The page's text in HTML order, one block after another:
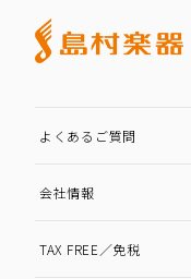
よくあるご質問
会社情報
TAX FREE／免税